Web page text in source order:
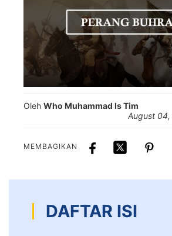
Oleh Who Muhammad Is Tim
August 04,
MEMBAGIKAN
DAFTAR ISI